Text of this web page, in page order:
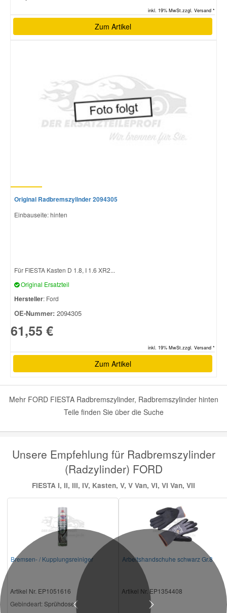
inkl. 19% MwSt.zzgl. Versand *
Zum Artikel
Original Radbremszylinder 2094305
Einbauseite: hinten
Für FIESTA Kasten D 1.8, I 1.6 XR2...
Original Ersatzteil
Hersteller: Ford
OE-Nummer: 2094305
61,55 €
inkl. 19% MwSt.zzgl. Versand *
Zum Artikel
Mehr FORD FIESTA Radbremszylinder, Radbremszylinder hinten
Teile finden Sie über die Suche
Unsere Empfehlung für Radbremszylinder
(Radzylinder) FORD
FIESTA I, II, III, IV, Kasten, V, V Van, VI, VI Van, VII
Bremsen- / Kupplungsreiniger
Artikel Nr. EP1051616
Gebindeart: Sprühdose
Arbeitshandschuhe schwarz Gr.8
Artikel Nr. EP1354408
Previous Next